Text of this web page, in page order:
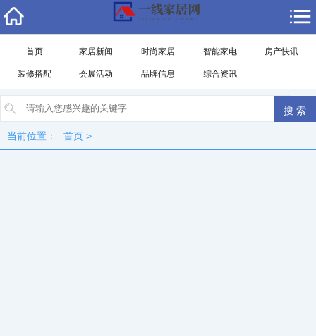
首页 家居新闻 时尚家居 智能家电 房产快讯
装修搭配 会展活动 品牌信息 综合资讯
当前位置： 首页 >